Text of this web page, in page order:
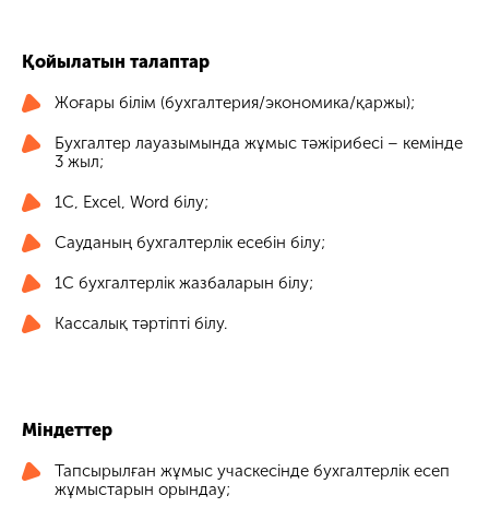
Қойылатын талаптар
Жоғары білім (бухгалтерия/экономика/қаржы);
Бухгалтер лауазымында жұмыс тәжірибесі – кемінде
3 жыл;
1С, Excel, Word білу;
Сауданың бухгалтерлік есебін білу;
1С бухгалтерлік жазбаларын білу;
Кассалық тәртіпті білу.
Міндеттер
Тапсырылған жұмыс учаскесінде бухгалтерлік есеп
жұмыстарын орындау;